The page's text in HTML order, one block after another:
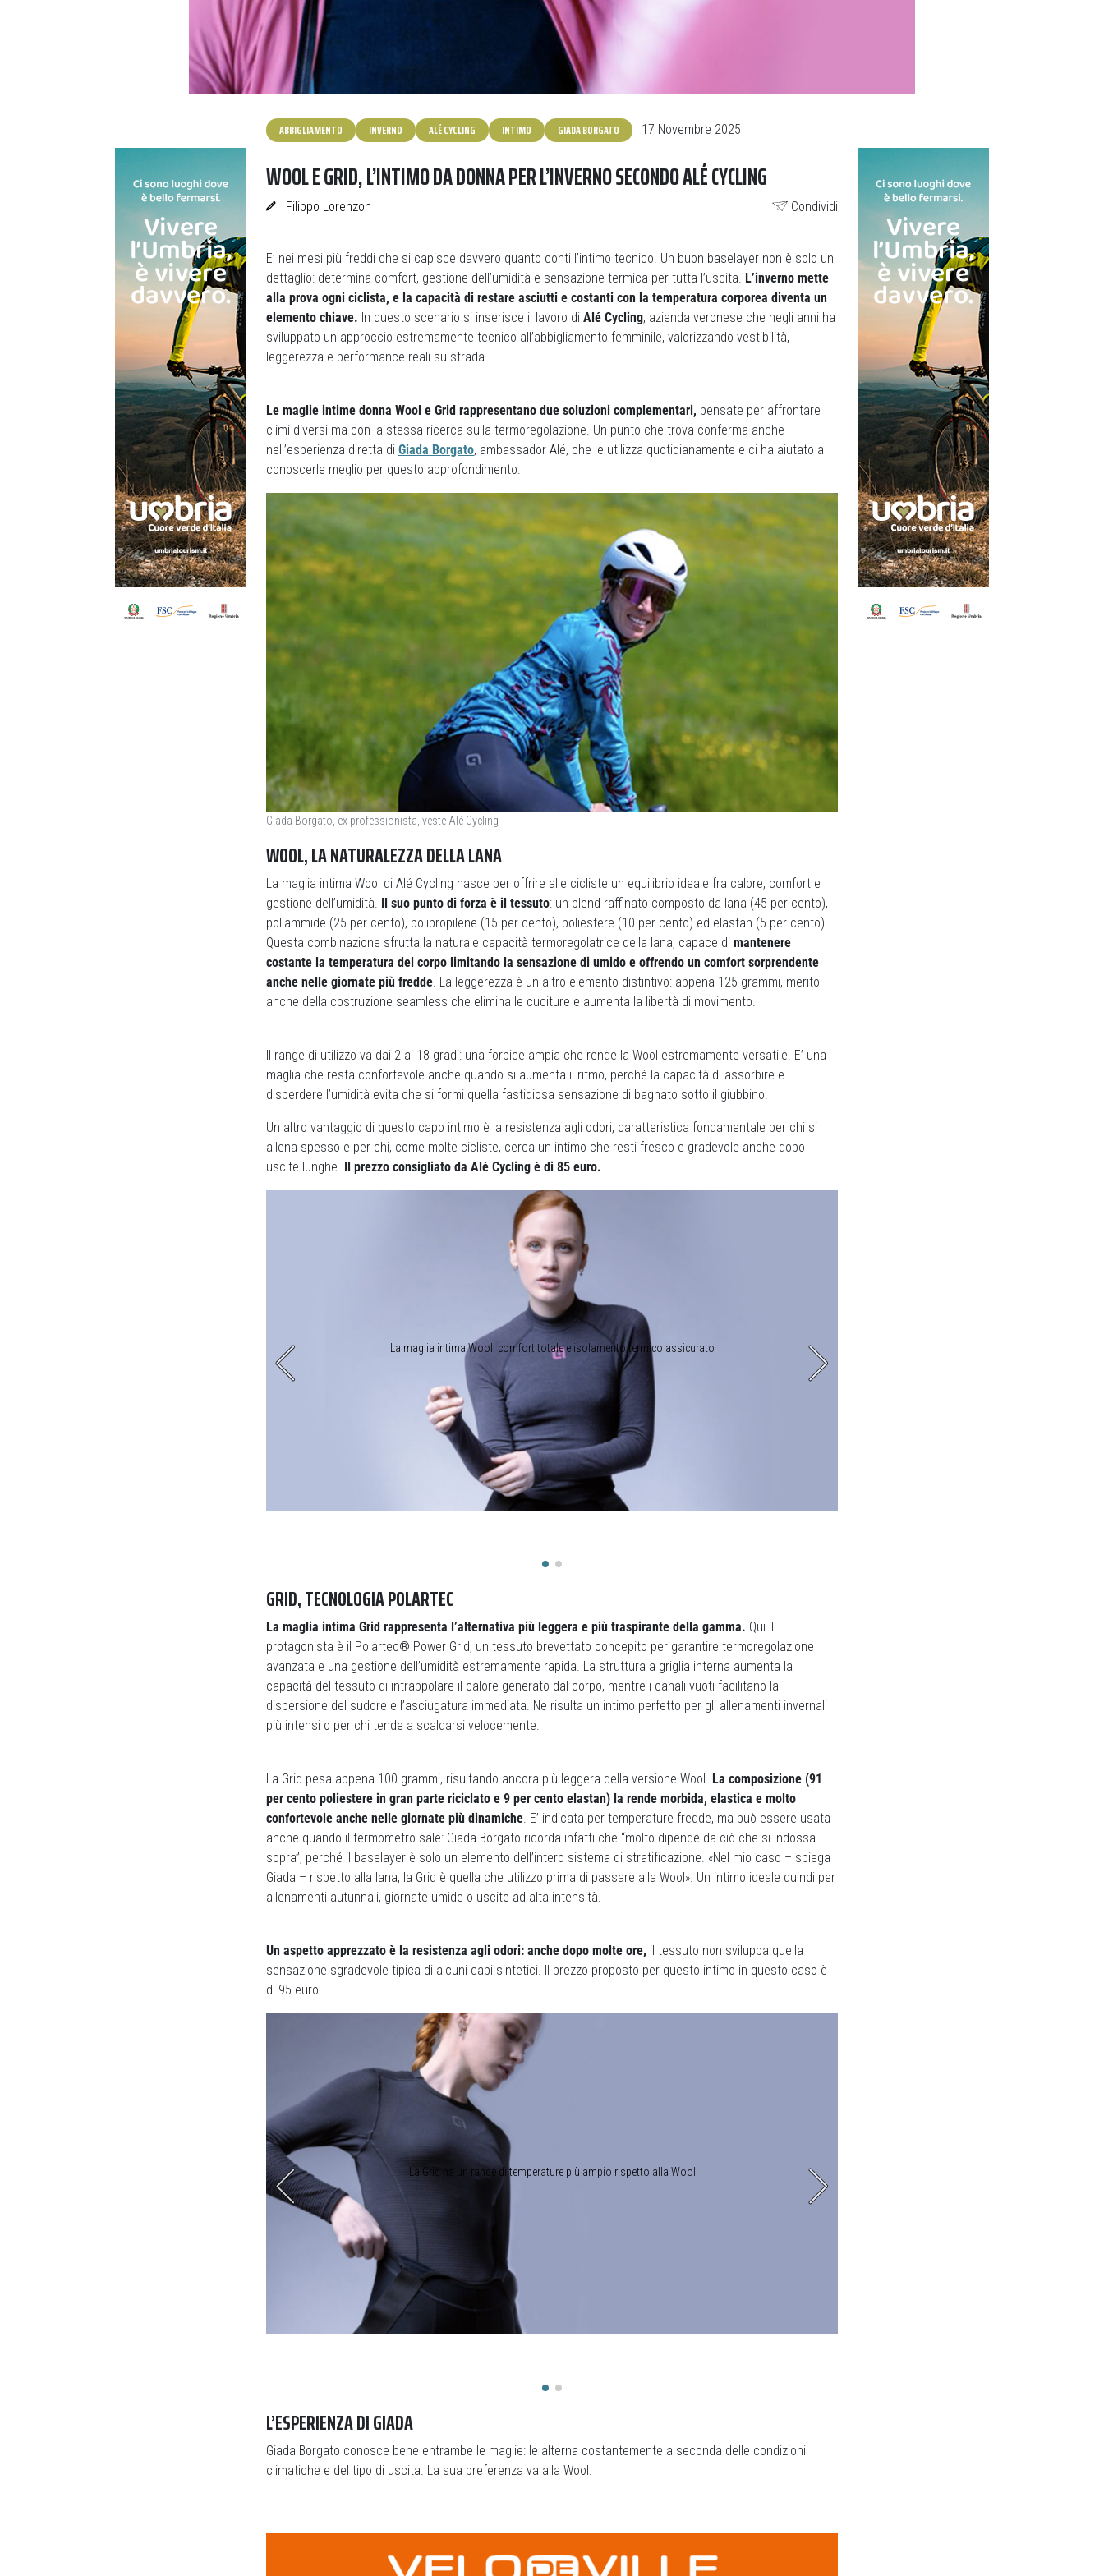
ABBIGLIAMENTO INVERNO ALÉ CYCLING INTIMO GIADA BORGATO | 17 Novembre 2025
WOOL E GRID, L’INTIMO DA DONNA PER L’INVERNO SECONDO ALÉ CYCLING
Filippo Lorenzon Condividi
E’ nei mesi più freddi che si capisce davvero quanto conti l’intimo tecnico. Un buon baselayer non è solo un
dettaglio: determina comfort, gestione dell’umidità e sensazione termica per tutta l’uscita. L’inverno mette
alla prova ogni ciclista, e la capacità di restare asciutti e costanti con la temperatura corporea diventa un
elemento chiave. In questo scenario si inserisce il lavoro di Alé Cycling, azienda veronese che negli anni ha
sviluppato un approccio estremamente tecnico all’abbigliamento femminile, valorizzando vestibilità,
leggerezza e performance reali su strada.
Le maglie intime donna Wool e Grid rappresentano due soluzioni complementari, pensate per affrontare
climi diversi ma con la stessa ricerca sulla termoregolazione. Un punto che trova conferma anche
nell’esperienza diretta di Giada Borgato, ambassador Alé, che le utilizza quotidianamente e ci ha aiutato a
conoscerle meglio per questo approfondimento.
Giada Borgato, ex professionista, veste Alé Cycling
WOOL, LA NATURALEZZA DELLA LANA
La maglia intima Wool di Alé Cycling nasce per offrire alle cicliste un equilibrio ideale fra calore, comfort e
gestione dell’umidità. Il suo punto di forza è il tessuto: un blend raffinato composto da lana (45 per cento),
poliammide (25 per cento), polipropilene (15 per cento), poliestere (10 per cento) ed elastan (5 per cento).
Questa combinazione sfrutta la naturale capacità termoregolatrice della lana, capace di mantenere
costante la temperatura del corpo limitando la sensazione di umido e offrendo un comfort sorprendente
anche nelle giornate più fredde . La leggerezza è un altro elemento distintivo: appena 125 grammi, merito
anche della costruzione seamless che elimina le cuciture e aumenta la libertà di movimento.
Il range di utilizzo va dai 2 ai 18 gradi: una forbice ampia che rende la Wool estremamente versatile. E’ una
maglia che resta confortevole anche quando si aumenta il ritmo, perché la capacità di assorbire e
disperdere l’umidità evita che si formi quella fastidiosa sensazione di bagnato sotto il giubbino.
Un altro vantaggio di questo capo intimo è la resistenza agli odori, caratteristica fondamentale per chi si
allena spesso e per chi, come molte cicliste, cerca un intimo che resti fresco e gradevole anche dopo
uscite lunghe. Il prezzo consigliato da Alé Cycling è di 85 euro.
La maglia intima Wool: comfort totale e isolamento termico assicurato
GRID, TECNOLOGIA POLARTEC
La maglia intima Grid rappresenta l’alternativa più leggera e più traspirante della gamma. Qui il
protagonista è il Polartec® Power Grid, un tessuto brevettato concepito per garantire termoregolazione
avanzata e una gestione dell’umidità estremamente rapida. La struttura a griglia interna aumenta la
capacità del tessuto di intrappolare il calore generato dal corpo, mentre i canali vuoti facilitano la
dispersione del sudore e l’asciugatura immediata. Ne risulta un intimo perfetto per gli allenamenti invernali
più intensi o per chi tende a scaldarsi velocemente.
La Grid pesa appena 100 grammi, risultando ancora più leggera della versione Wool. La composizione (91
per cento poliestere in gran parte riciclato e 9 per cento elastan) la rende morbida, elastica e molto
confortevole anche nelle giornate più dinamiche. E’ indicata per temperature fredde, ma può essere usata
anche quando il termometro sale: Giada Borgato ricorda infatti che “molto dipende da ciò che si indossa
sopra”, perché il baselayer è solo un elemento dell’intero sistema di stratificazione. «Nel mio caso – spiega
Giada – rispetto alla lana, la Grid è quella che utilizzo prima di passare alla Wool». Un intimo ideale quindi per
allenamenti autunnali, giornate umide o uscite ad alta intensità.
Un aspetto apprezzato è la resistenza agli odori: anche dopo molte ore, il tessuto non sviluppa quella
sensazione sgradevole tipica di alcuni capi sintetici. Il prezzo proposto per questo intimo in questo caso è
di 95 euro.
La Grid ha un range di temperature più ampio rispetto alla Wool
L’ESPERIENZA DI GIADA
Giada Borgato conosce bene entrambe le maglie: le alterna costantemente a seconda delle condizioni
climatiche e del tipo di uscita. La sua preferenza va alla Wool.